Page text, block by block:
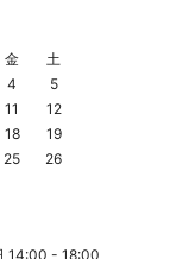
金
土
4
5
11
12
18
19
25
26
14:00 - 18:00